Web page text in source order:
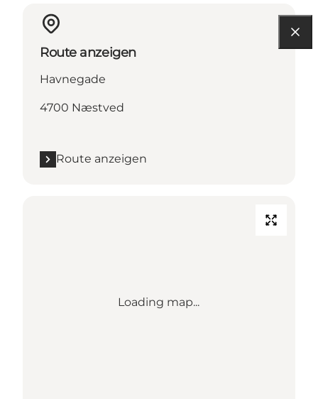
Route anzeigen
Havnegade
4700 Næstved
Route anzeigen
Loading map...